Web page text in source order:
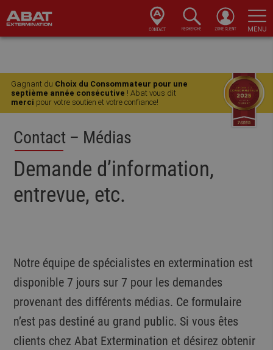
Skip
Skip
Skip
Gagnant du Choix du Consommateur pour une
septième année consécutive ! Abat vous dit
merci pour votre soutien et votre confiance!
Contact – Médias
Demande d’information,
entrevue, etc.
Notre équipe de spécialistes en extermination est
disponible 7 jours sur 7 pour les demandes
provenant des différents médias. Ce formulaire
n’est pas destiné au grand public. Si vous êtes
clients chez Abat Extermination et désirez obtenir